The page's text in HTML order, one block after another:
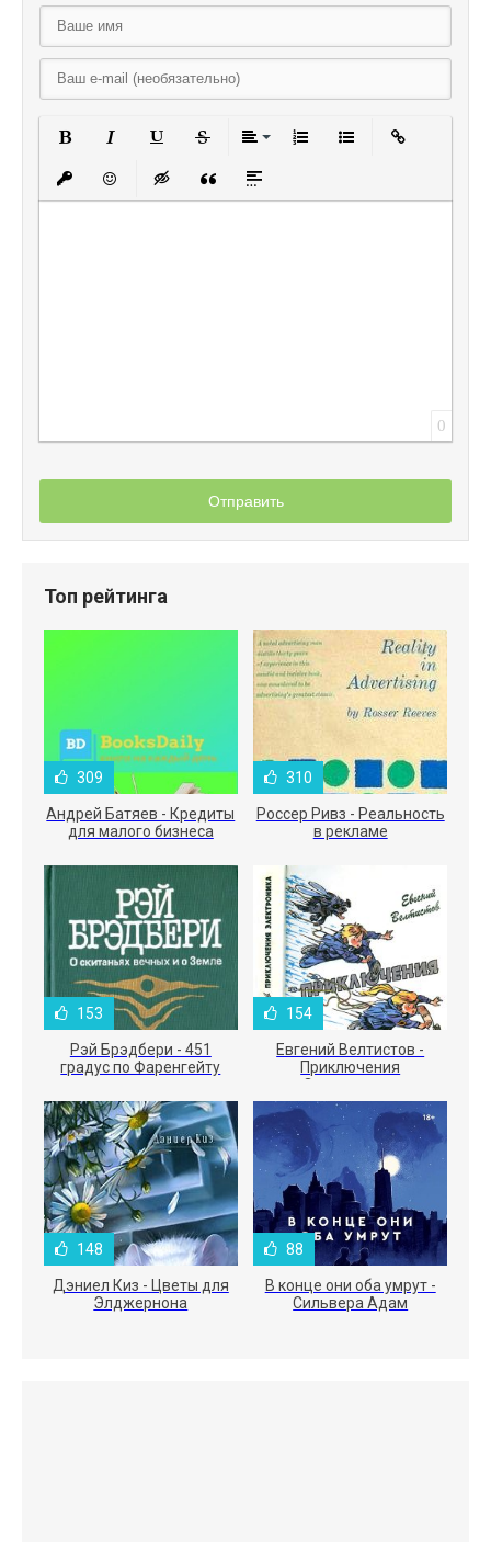
Полужирный
Курсив
Вставить защищенную ссылку
Вставить смайлик
Вставка скрытого текста
Вставка цитаты
Вставка спойлера
0
Отправить
Топ рейтинга
309
Андрей Батяев - Кредиты
для малого бизнеса
310
Россер Ривз - Реальность
в рекламе
153
Рэй Брэдбери - 451
градус по Фаренгейту
154
Евгений Велтистов -
Приключения
Электроника
148
Дэниел Киз - Цветы для
Элджернона
88
В конце они оба умрут -
Сильвера Адам